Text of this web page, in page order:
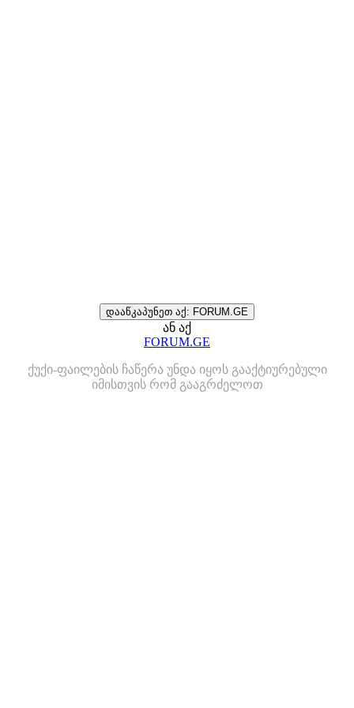
დააწკაპუნეთ აქ: FORUM.GE
ან აქ
FORUM.GE
ქუქი-ფაილების ჩაწერა უნდა იყოს გააქტიურებული
იმისთვის რომ გააგრძელოთ